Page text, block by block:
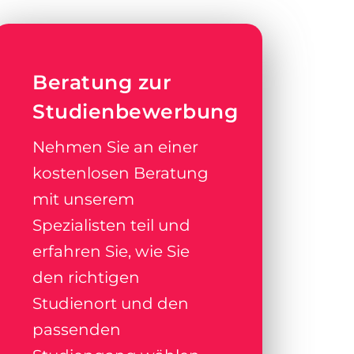
Beratung zur
Studienbewerbung
Nehmen Sie an einer
kostenlosen Beratung
mit unserem
Spezialisten teil und
erfahren Sie, wie Sie
den richtigen
Studienort und den
passenden